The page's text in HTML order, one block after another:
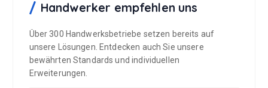
Handwerker empfehlen uns
Über 300 Handwerksbetriebe setzen bereits auf
unsere Lösungen. Entdecken auch Sie unsere
bewährten Standards und individuellen
Erweiterungen.